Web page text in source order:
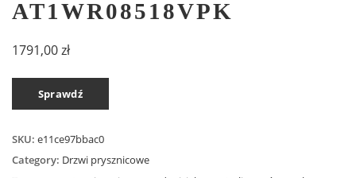
AT1WR08518VPK
1791,00zł
Sprawdź
SKU: e11ce97bbac0
Category: Drzwi prysznicowe